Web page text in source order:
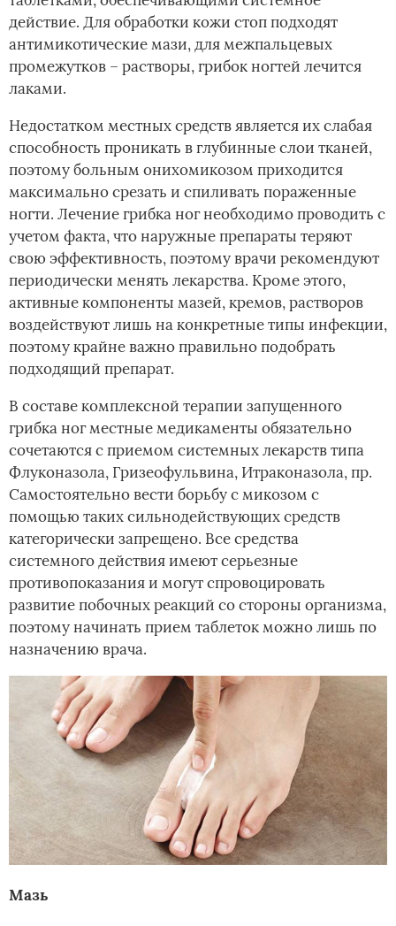
действие. Для обработки кожи стоп подходят
антимикотические мази, для межпальцевых
промежутков – растворы, грибок ногтей лечится
лаками.
Недостатком местных средств является их слабая
способность проникать в глубинные слои тканей,
поэтому больным онихомикозом приходится
максимально срезать и спиливать пораженные
ногти. Лечение грибка ног необходимо проводить с
учетом факта, что наружные препараты теряют
свою эффективность, поэтому врачи рекомендуют
периодически менять лекарства. Кроме этого,
активные компоненты мазей, кремов, растворов
воздействуют лишь на конкретные типы инфекции,
поэтому крайне важно правильно подобрать
подходящий препарат.
В составе комплексной терапии запущенного
грибка ног местные медикаменты обязательно
сочетаются с приемом системных лекарств типа
Флуконазола, Гризеофульвина, Итраконазола, пр.
Самостоятельно вести борьбу с микозом с
помощью таких сильнодействующих средств
категорически запрещено. Все средства
системного действия имеют серьезные
противопоказания и могут спровоцировать
развитие побочных реакций со стороны организма,
поэтому начинать прием таблеток можно лишь по
назначению врача.
Мазь